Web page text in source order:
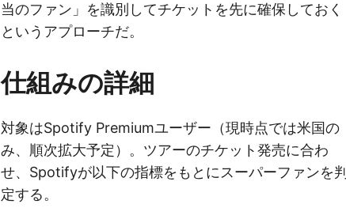
当のファン」を識別してチケットを先に確保しておく
というアプローチだ。
仕組みの詳細
対象はSpotify Premiumユーザー（現時点では米国の
み、順次拡大予定）。ツアーのチケット発売に合わ
せ、Spotifyが以下の指標をもとにスーパーファンを判
定する。